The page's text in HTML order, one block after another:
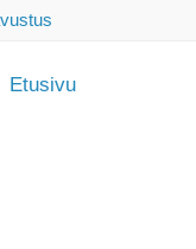
Etusivu